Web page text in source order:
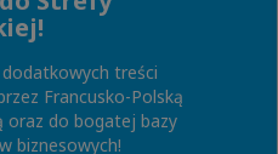
in. Polskapresse, Infor,
in. największy francuski
Szwajcarii (m. in.
Mediapolis
treści
Francusko-Polską
oraz do bogatej bazy
biznesowych!